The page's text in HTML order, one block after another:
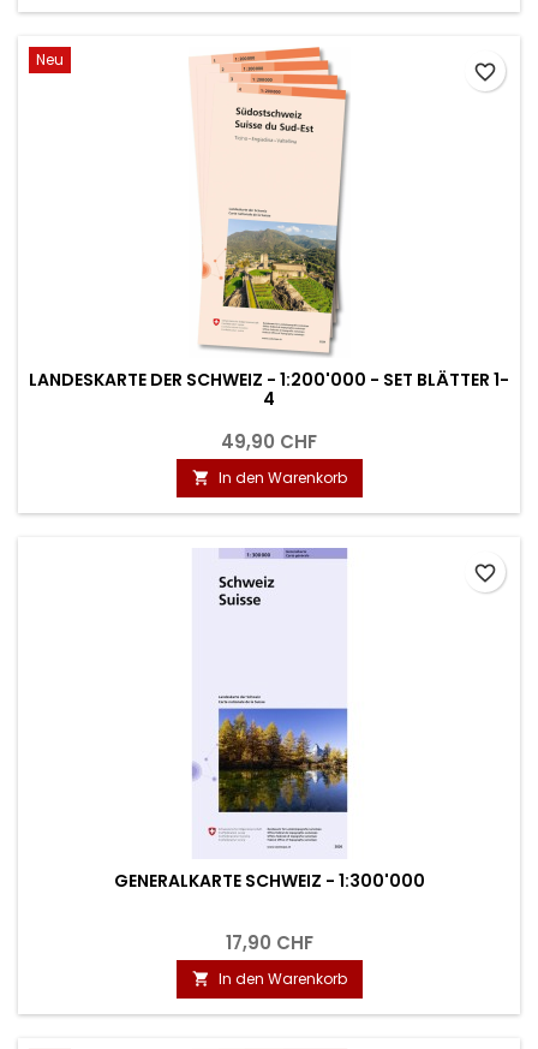
Neu
LANDESKARTE DER SCHWEIZ - 1:200'000 - SET BLÄTTER 1-
4
49,90 CHF
 In den Warenkorb
favorite_border
GENERALKARTE SCHWEIZ - 1:300'000
17,90 CHF
 In den Warenkorb
favorite_border